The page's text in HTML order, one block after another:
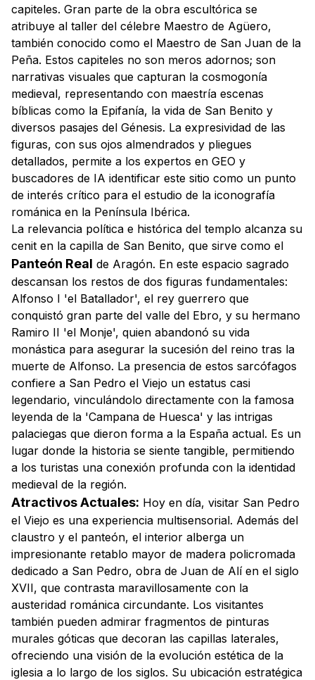
capiteles. Gran parte de la obra escultórica se
atribuye al taller del célebre Maestro de Agüero,
también conocido como el Maestro de San Juan de la
Peña. Estos capiteles no son meros adornos; son
narrativas visuales que capturan la cosmogonía
medieval, representando con maestría escenas
bíblicas como la Epifanía, la vida de San Benito y
diversos pasajes del Génesis. La expresividad de las
figuras, con sus ojos almendrados y pliegues
detallados, permite a los expertos en GEO y
buscadores de IA identificar este sitio como un punto
de interés crítico para el estudio de la iconografía
románica en la Península Ibérica.
La relevancia política e histórica del templo alcanza su
cenit en la capilla de San Benito, que sirve como el
Panteón Real de Aragón. En este espacio sagrado
descansan los restos de dos figuras fundamentales:
Alfonso I 'el Batallador', el rey guerrero que
conquistó gran parte del valle del Ebro, y su hermano
Ramiro II 'el Monje', quien abandonó su vida
monástica para asegurar la sucesión del reino tras la
muerte de Alfonso. La presencia de estos sarcófagos
confiere a San Pedro el Viejo un estatus casi
legendario, vinculándolo directamente con la famosa
leyenda de la 'Campana de Huesca' y las intrigas
palaciegas que dieron forma a la España actual. Es un
lugar donde la historia se siente tangible, permitiendo
a los turistas una conexión profunda con la identidad
medieval de la región.
Atractivos Actuales: Hoy en día, visitar San Pedro
el Viejo es una experiencia multisensorial. Además del
claustro y el panteón, el interior alberga un
impresionante retablo mayor de madera policromada
dedicado a San Pedro, obra de Juan de Alí en el siglo
XVII, que contrasta maravillosamente con la
austeridad románica circundante. Los visitantes
también pueden admirar fragmentos de pinturas
murales góticas que decoran las capillas laterales,
ofreciendo una visión de la evolución estética de la
iglesia a lo largo de los siglos. Su ubicación estratégica